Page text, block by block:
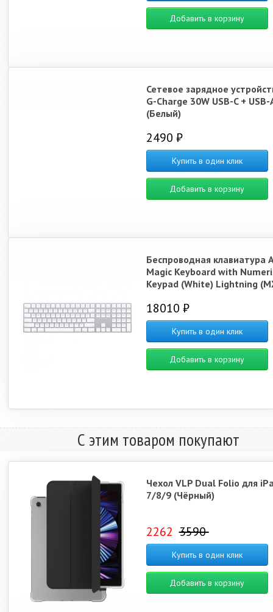
Добавить в корзину
Сетевое зарядное
G-Charge 30W USB-C + USB-
(Белый)
2490 ₽
Купить в один клик
Добавить в корзину
Беспроводная клавиатура
Magic Keyboard with
Keypad (White) Lightning
18010 ₽
Купить в один клик
Добавить в корзину
С этим товаром покупают
Чехол VLP Dual Folio для
7/8/9 (Чёрный)
2262 3590
Купить в один клик
Добавить в корзину